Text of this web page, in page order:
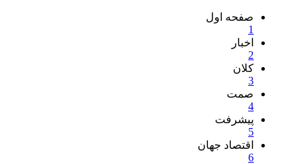
صفحه اول
1
اخبار
2
کلان
3
صمت
4
پیشرفت
5
اقتصاد جهان
6